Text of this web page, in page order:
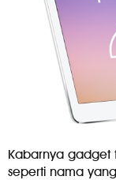
Kabarnya gadget
seperti nama